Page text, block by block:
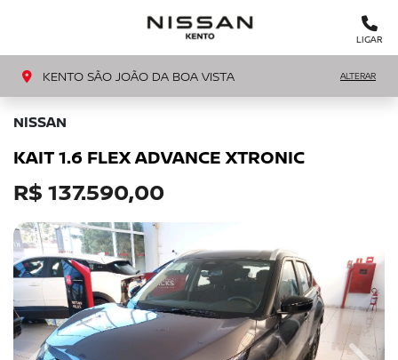
LIGAR
KENTO SÃO JOÃO DA BOA VISTA ALTERAR
NISSAN
KAIT 1.6 FLEX ADVANCE XTRONIC
R$ 137.590,00